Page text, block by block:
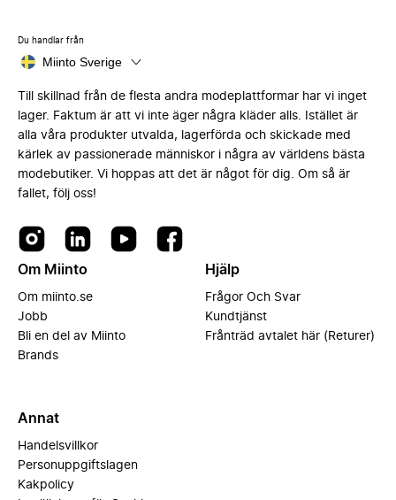
Du handlar från
Miinto Sverige
Till skillnad från de flesta andra modeplattformar har vi inget
lager. Faktum är att vi inte äger några kläder alls. Istället är
alla våra produkter utvalda, lagerförda och skickade med
kärlek av passionerade människor i några av världens bästa
modebutiker. Vi hoppas att det är något för dig. Om så är
fallet, följ oss!
Om Miinto
Om miinto.se
Jobb
Bli en del av Miinto
Brands
Hjälp
Frågor Och Svar
Kundtjänst
Frånträd avtalet här (Returer)
Annat
Handelsvillkor
Personuppgiftslagen
Kakpolicy